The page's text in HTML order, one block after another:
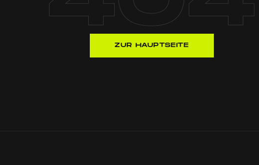
ZUR HAUPTSEITE